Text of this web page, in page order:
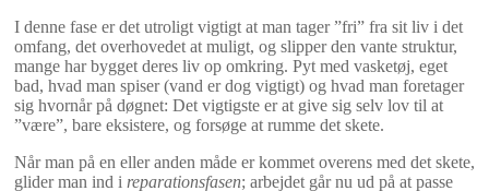
I denne fase er det utroligt vigtigt at man tager ”fri” fra sit liv i det
omfang, det overhovedet at muligt, og slipper den vante struktur,
mange har bygget deres liv op omkring. Pyt med vasketøj, eget
bad, hvad man spiser (vand er dog vigtigt) og hvad man foretager
sig hvornår på døgnet: Det vigtigste er at give sig selv lov til at
”være”, bare eksistere, og forsøge at rumme det skete.
Når man på en eller anden måde er kommet overens med det skete,
glider man ind i reparationsfasen; arbejdet går nu ud på at passe